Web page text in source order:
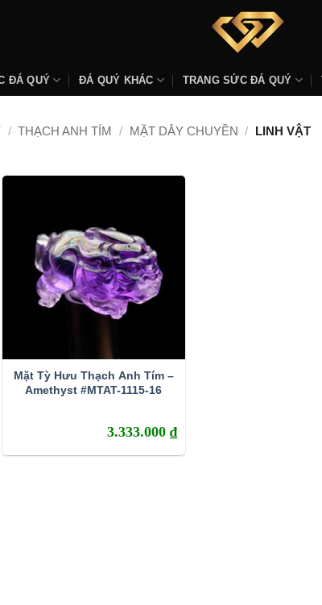
ĐÁ QUÝ ĐÁ QUÝ KHÁC TRANG SỨC ĐÁ QUÝ
/ THẠCH ANH TÍM / MẶT DÂY CHUYỀN / LINH VẬT
Mặt Tỳ Hưu Thạch Anh Tím –
Amethyst #MTAT-1115-16
3.333.000₫